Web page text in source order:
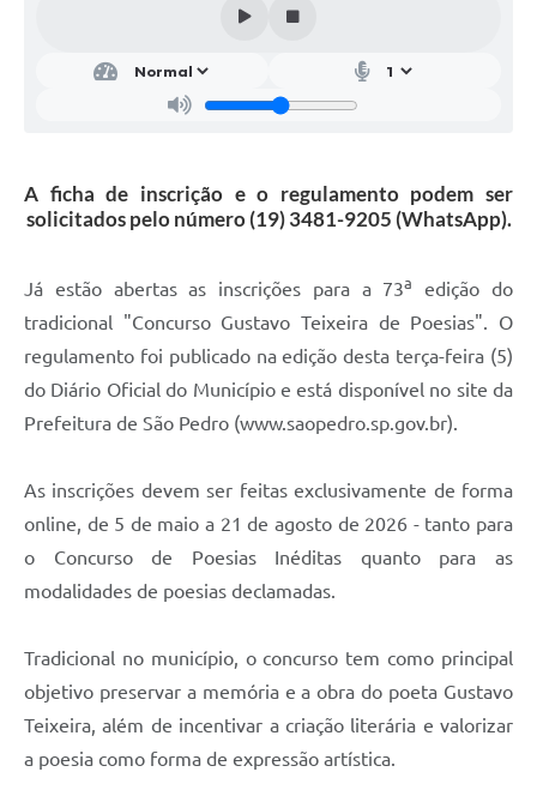
Conselhos Municipais
Contato
A ficha de inscrição e o regulamento podem ser
solicitados pelo número (19) 3481-9205 (WhatsApp).
Já estão abertas as inscrições para a 73a
edição do
tradicional "Concurso Gustavo Teixeira de Poesias". O
regulamento foi publicado na edição desta terça-feira (5)
do Diário Oficial do Município e está disponível no site da
Prefeitura de São Pedro (www.saopedro.sp.gov.br).
As inscrições devem ser feitas exclusivamente de forma
online, de 5 de maio a 21 de agosto de 2026 - tanto para
o Concurso de Poesias Inéditas quanto para as
modalidades de poesias declamadas.
Tradicional no município, o concurso tem como principal
objetivo preservar a memória e a obra do poeta Gustavo
Teixeira, além de incentivar a criação literária e valorizar
a poesia como forma de expressão artística.